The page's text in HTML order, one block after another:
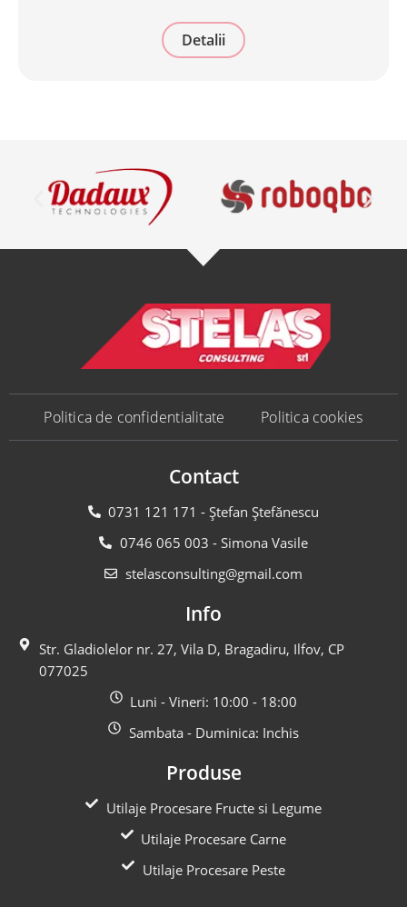
Detalii
Politica de confidentialitate Politica cookies
Contact
0731 121 171 - Ștefan Ștefănescu
0746 065 003 - Simona Vasile
stelasconsulting@gmail.com
Info
Str. Gladiolelor nr. 27, Vila D, Bragadiru, Ilfov, CP
077025
Luni - Vineri: 10:00 - 18:00
Sambata - Duminica: Inchis
Produse
Utilaje Procesare Fructe si Legume
Utilaje Procesare Carne
Utilaje Procesare Peste